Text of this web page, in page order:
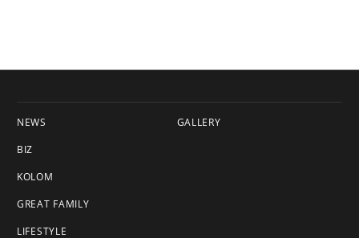
NEWS
BIZ
KOLOM
GREAT FAMILY
LIFESTYLE
GALLERY